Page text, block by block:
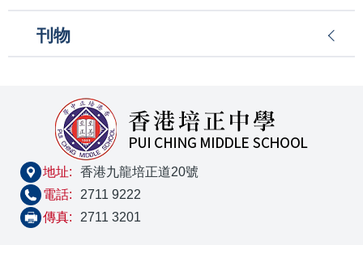
刊物
地址:
香港九龍培正道20號
電話:
2711 9222
傳真:
2711 3201